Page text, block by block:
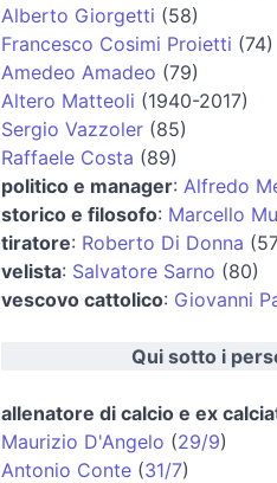
Alberto Giorgetti (58)
Francesco Cosimi Proietti (74)
Amedeo Amadeo (79)
Altero Matteoli (1940-2017)
Sergio Vazzoler (85)
Raffaele Costa (89)
politico e manager: Alfredo
storico e filosofo: Marcello
tiratore: Roberto Di Donna
velista: Salvatore Sarno (80)
vescovo cattolico: Giovanni
Qui sotto i
allenatore di calcio e ex
Maurizio D'Angelo (29/9)
Antonio Conte (31/7)